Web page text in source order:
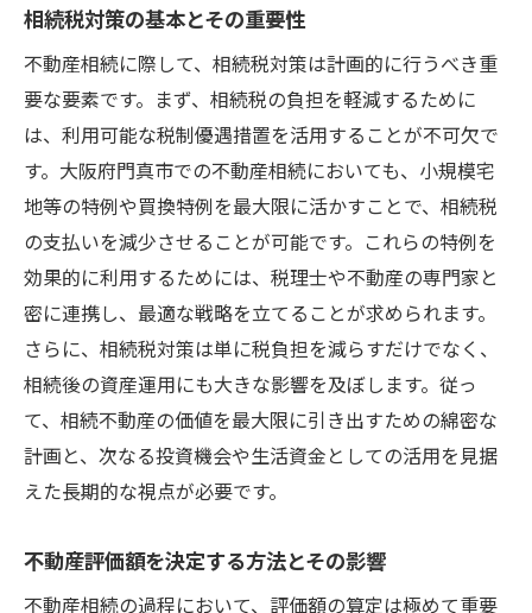
専門家によるサポートの重要性
課題解決に向けた具体的なアクション
成功事例から学ぶヒント
相続不動産の処理で納得のいく結果を得るため
に必要なこと
相続不動産の売却または管理の選択
納得のいく資産分割方法を模索する
相続後の管理と保有戦略を考える
家族の同意を得るためのコミュニケーショ
ン
不動産市場の変化に対応するための準備
将来の不確実性への備え方
相続税対策の基本とその重要性
不動産相続に際して、相続税対策は計画的に行うべき重
要な要素です。まず、相続税の負担を軽減するために
は、利用可能な税制優遇措置を活用することが不可欠で
す。大阪府門真市での不動産相続においても、小規模宅
地等の特例や買換特例を最大限に活かすことで、相続税
の支払いを減少させることが可能です。これらの特例を
効果的に利用するためには、税理士や不動産の専門家と
密に連携し、最適な戦略を立てることが求められます。
さらに、相続税対策は単に税負担を減らすだけでなく、
相続後の資産運用にも大きな影響を及ぼします。従っ
て、相続不動産の価値を最大限に引き出すための綿密な
計画と、次なる投資機会や生活資金としての活用を見据
えた長期的な視点が必要です。
不動産評価額を決定する方法とその影響
不動産相続の過程において、評価額の算定は極めて重要